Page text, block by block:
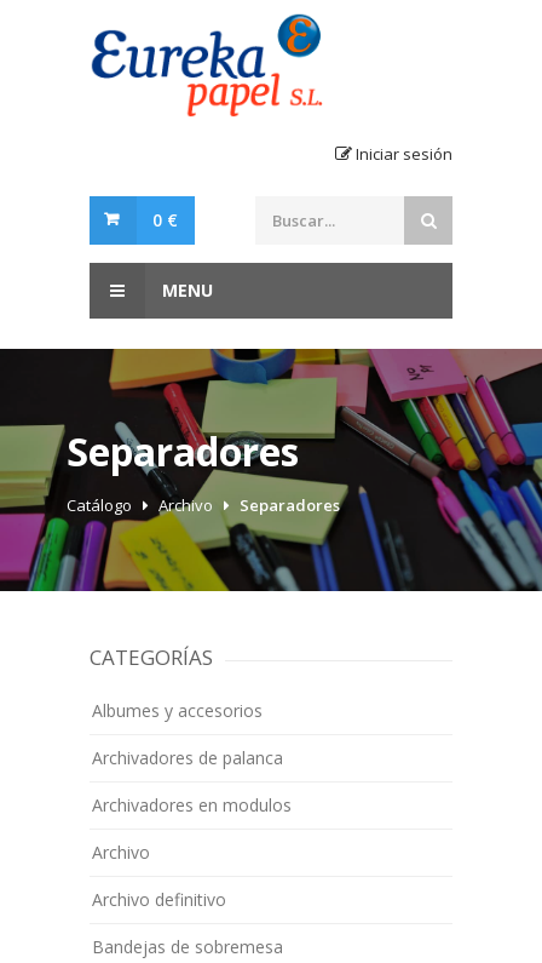
Iniciar sesión
0 €
MENU
Separadores
Catálogo Archivo Separadores
CATEGORÍAS
Albumes y accesorios
Archivadores de palanca
Archivadores en modulos
Archivo
Archivo definitivo
Bandejas de sobremesa